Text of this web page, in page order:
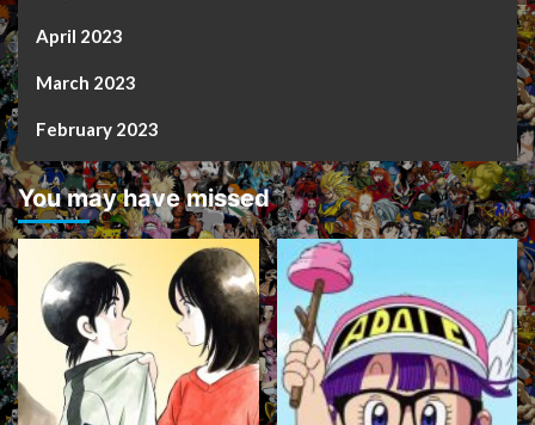
April 2023
March 2023
February 2023
You may have missed